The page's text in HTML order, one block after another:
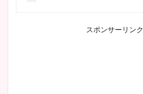
スポンサーリンク